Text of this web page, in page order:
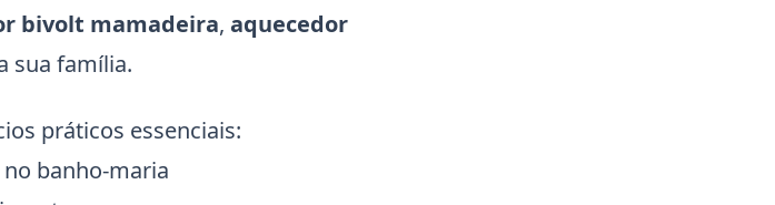
bivolt mamadeira, aquecedor
sua família.
práticos essenciais:
banho-maria